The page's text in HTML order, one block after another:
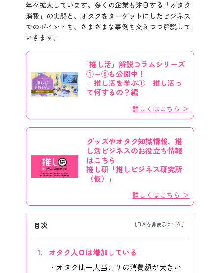
年々拡大しています。多くの企業も注目する「オタク
消費」の実態と、オタクをターゲットにしたビジネス
でのポイントを、さまざまな事例を交えつつ解説して
いきます。
「推し活」解説コラムシリーズ
①～⑧も公開中！
｜推し活を学ぶ① 推し活っ
て何するの？編
詳しくはこちら ＞
グッズやオタク知識情報、推
し活ビジネスのお役立ち情報
はこちら
推し研「推しビジネス研究所
（仮）」
詳しくはこちら ＞
目次
オタク人口は増加している
オタクは一人当たりの消費額が大きい